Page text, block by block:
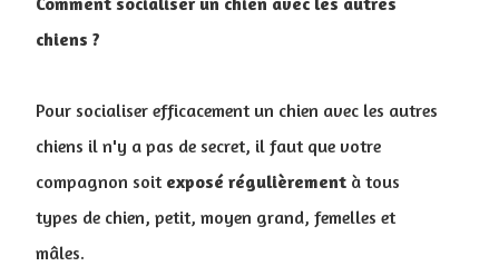
chiens ?
Pour socialiser efficacement un chien avec les autres
chiens il n'y a pas de secret, il faut que votre
compagnon soit exposé régulièrement à tous
types de chien, petit, moyen grand, femelles et
mâles.